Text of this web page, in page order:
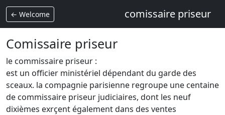
← Welcome comissaire priseur
Comissaire priseur
le commissaire priseur :
est un officier ministériel dépendant du garde des
sceaux. la compagnie parisienne regroupe une centaine
de commissaire priseur judiciaires, dont les neuf
dixièmes exrçent également dans des ventes